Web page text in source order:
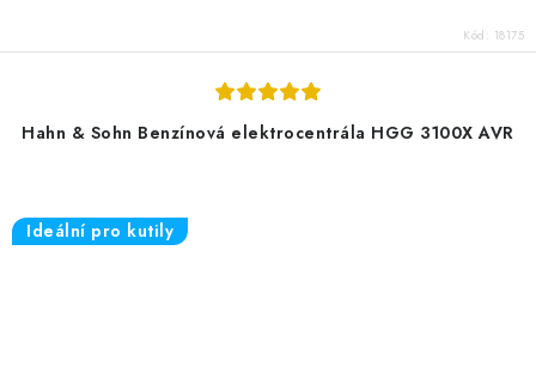
Kód: 18175
Hahn & Sohn Benzínová elektrocentrála HGG 3100X AVR
Ideální pro kutily